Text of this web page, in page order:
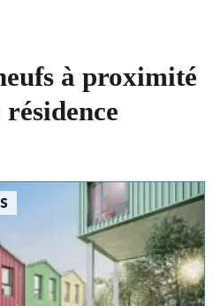
à proximité
résidence